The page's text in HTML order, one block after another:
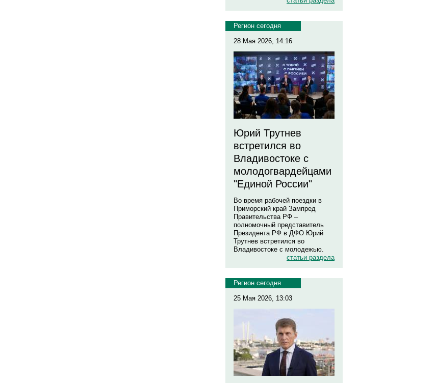
Регион сегодня
28 Мая 2026, 14:16
Юрий Трутнев
встретился во
Владивостоке с
молодогвардейцами
"Единой России"
Во время рабочей поездки в
Приморский край Зампред
Правительства РФ –
полномочный представитель
Президента РФ в ДФО Юрий
Трутнев встретился во
Владивостоке с молодежью.
статьи раздела
Регион сегодня
25 Мая 2026, 13:03